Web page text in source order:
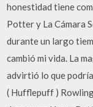
honestidad tiene
Potter y La Cámara
durante un largo
cambió mi vida. La
advirtió lo que
( Hufflepuff )